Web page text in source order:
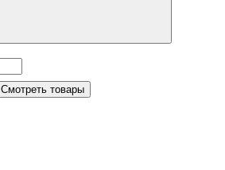
Смотреть товары